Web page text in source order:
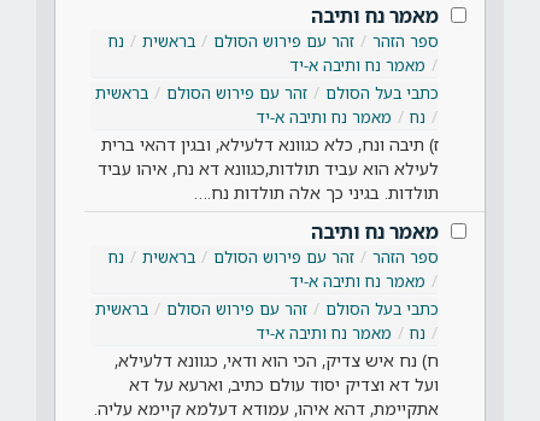
מאמר נח ותיבה
ספר הזהר זהר עם פירוש הסולם בראשית
נח
מאמר נח ותיבה א-יד
כתבי בעל הסולם
זהר עם פירוש הסולם
בראשית
נח
מאמר נח ותיבה א-יד
ז) תיבה ונח, כלא כגוונא דלעילא, ובגין דהאי ברית
לעילא הוא עביד תולדות,כגוונא דא נח, איהו עביד
תולדות. בגיני כך אלה תולדות נח.…
מאמר נח ותיבה
ספר הזהר זהר עם פירוש הסולם בראשית
נח
מאמר נח ותיבה א-יד
כתבי בעל הסולם
זהר עם פירוש הסולם
בראשית
נח
מאמר נח ותיבה א-יד
ח) נח איש צדיק, הכי הוא ודאי, כגוונא דלעילא,
ועל דא וצדיק יסוד עולם כתיב, וארעא על דא
אתקיימת, דהא איהו, עמודא דעלמא קיימא עליה.